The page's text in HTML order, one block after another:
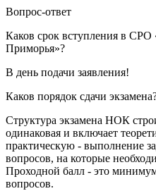
Вопрос-ответ
Каков срок вступления в СРО
Приморья»?
В день подачи заявления!
Каков порядок сдачи
Структура экзамена НОК
одинаковая и включает
практическую - выполнение
вопросов, на которые
Проходной балл - это
вопросов.